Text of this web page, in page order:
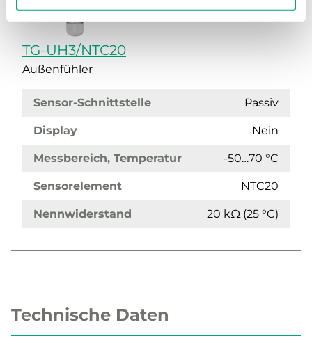
TG-UH3/NTC20
Außenfühler
Sensor-Schnittstelle Passiv
Display Nein
Messbereich, Temperatur -50…70 °C
Sensorelement NTC20
Nennwiderstand 20 kΩ (25 °C)
Technische Daten